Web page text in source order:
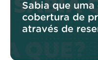
Sabia que
cobertura de
através de